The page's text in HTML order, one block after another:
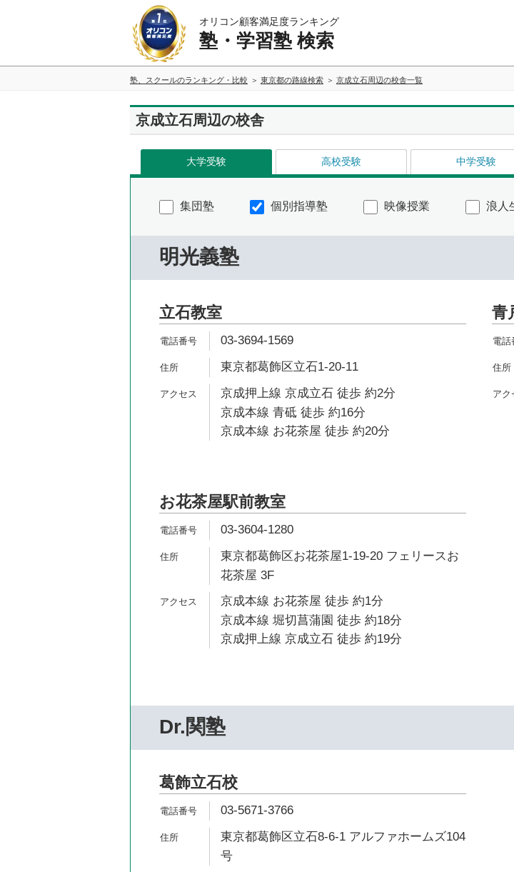
オリコン顧客満足度ランキング
塾・学習塾 検索
塾、スクールのランキング・比較 東京都の路線検索 京成立石周辺の校舎一覧
京成立石周辺の校舎
大学受験 高校受験 中学受験
集団塾 個別指導塾 映像授業 浪人
明光義塾
立石教室
03-3694-1569
東京都葛飾区立石1-20-11
京成押上線 京成立石 徒歩 約2分
京成本線 青砥 徒歩 約16分
京成本線 お花茶屋 徒歩 約20分
青
お花茶屋駅前教室
03-3604-1280
東京都葛飾区お花茶屋1-19-20 フェリースお
花茶屋 3F
京成本線 お花茶屋 徒歩 約1分
京成本線 堀切菖蒲園 徒歩 約18分
京成押上線 京成立石 徒歩 約19分
Dr.関塾
葛飾立石校
03-5671-3766
東京都葛飾区立石8-6-1 アルファホームズ104
号